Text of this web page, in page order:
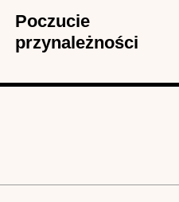
Poczucie
przynależności